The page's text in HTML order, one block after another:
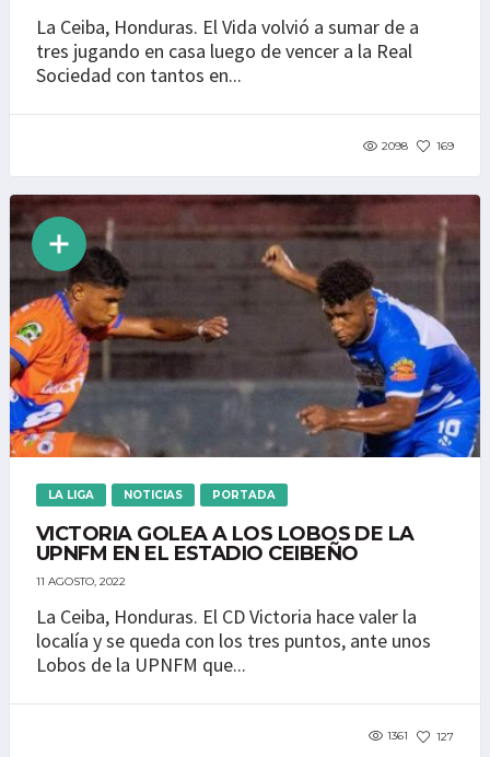
La Ceiba, Honduras. El Vida volvió a sumar de a
tres jugando en casa luego de vencer a la Real
Sociedad con tantos en...
2098 169
LA LIGA NOTICIAS PORTADA
VICTORIA GOLEA A LOS LOBOS DE LA
UPNFM EN EL ESTADIO CEIBEÑO
11 AGOSTO, 2022
La Ceiba, Honduras. El CD Victoria hace valer la
localía y se queda con los tres puntos, ante unos
Lobos de la UPNFM que...
1361 127